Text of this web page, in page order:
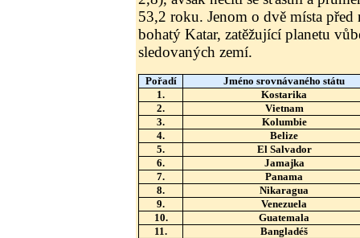
53,2 roku. Jenom o dvě místa
bohatý Katar, zatěžující planetu
sledovaných zemí.
Pořadí
Jméno srovnávaného státu
1.
Kostarika
2.
Vietnam
3.
Kolumbie
4.
Belize
5.
El Salvador
6.
Jamajka
7.
Panama
8.
Nikaragua
9.
Venezuela
10.
Guatemala
11.
Bangladéš